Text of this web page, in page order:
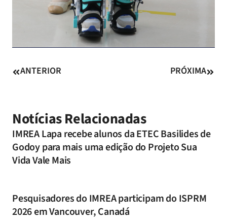
ANTERIOR PRÓXIMA
Notícias Relacionadas
IMREA Lapa recebe alunos da ETEC Basilides de
Godoy para mais uma edição do Projeto Sua
Vida Vale Mais
Pesquisadores do IMREA participam do ISPRM
2026 em Vancouver, Canadá